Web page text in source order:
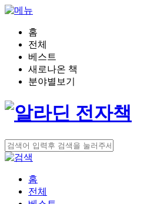
홈
전체
베스트
새로나온 책
분야별보기
홈
전체